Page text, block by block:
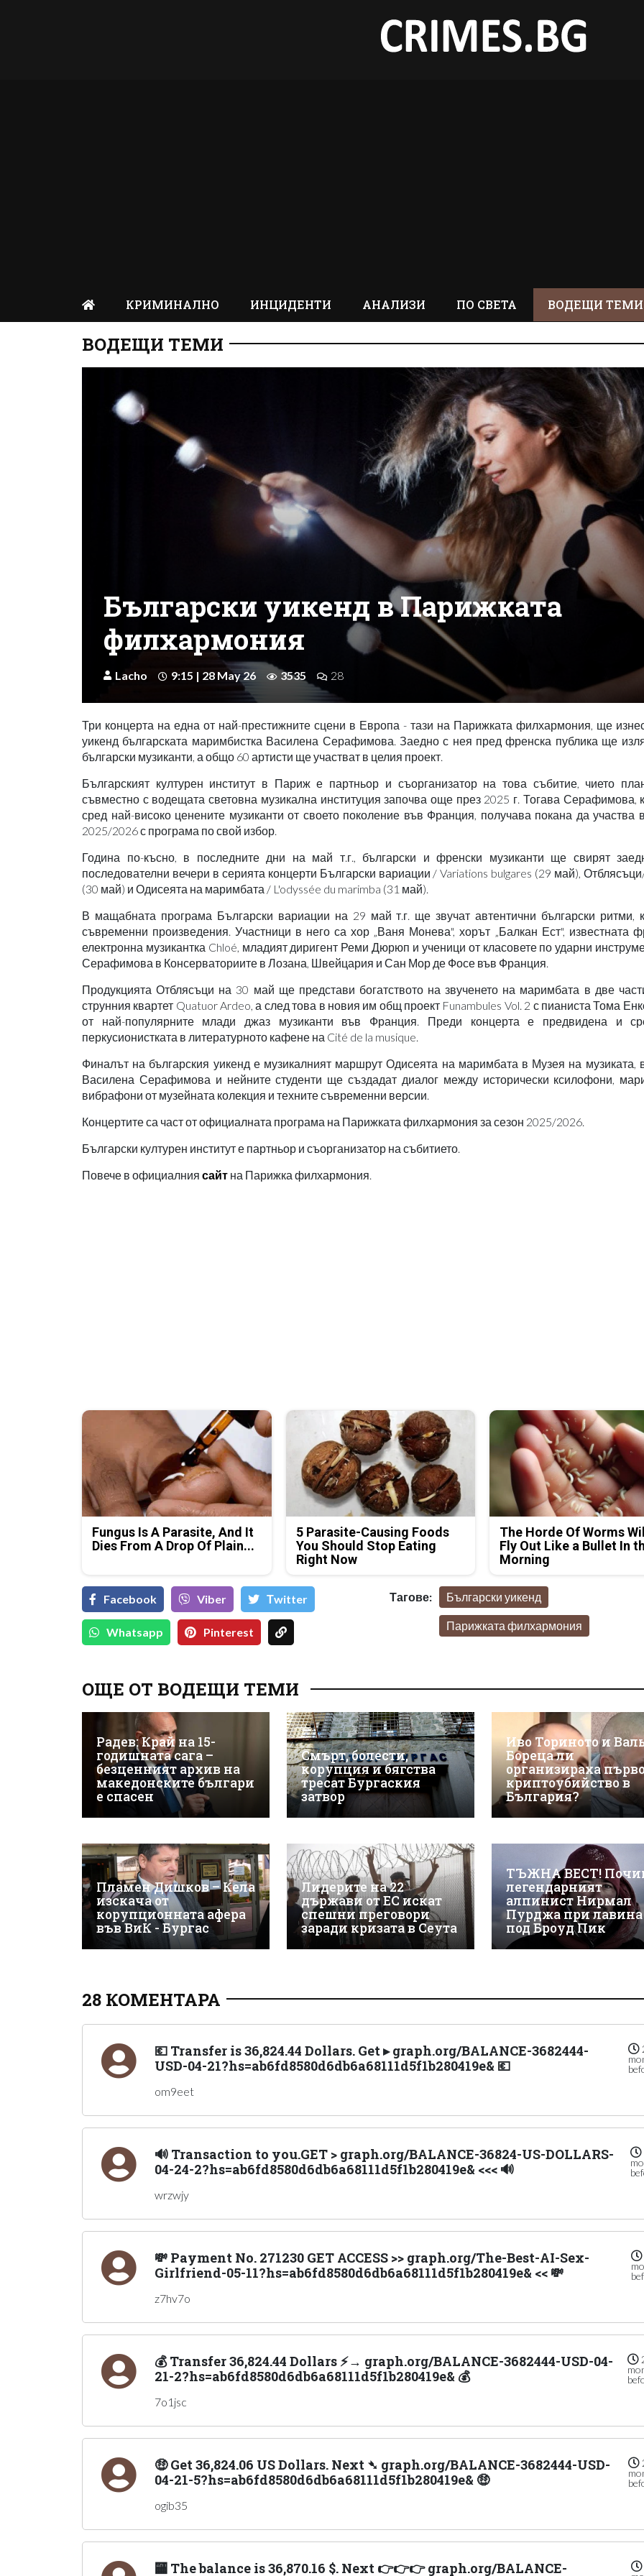
КРИМИНАЛНО ИНЦИДЕНТИ АНАЛИЗИ ПО СВЕТА ВОДЕЩИ ТЕМИ
ВОДЕЩИ ТЕМИ
Български уикенд в Парижката
филхармония
Lacho 9:15 | 28 May 26 3535 28
Три концерта на една от най-престижните сцени в Европа - тази на Парижката филхармония, ще
уикенд българската маримбистка Василена Серафимова. Заедно с нея пред френска публика ще
български музиканти, а общо 60 артисти ще участват в целия проект.
Българският културен институт в Париж е партньор и съорганизатор на това събитие, чието
съвместно с водещата световна музикална институция започва още през 2025 г. Тогава Серафимова,
сред най-високо ценените музиканти от своето поколение във Франция, получава покана да участва
2025/2026 с програма по свой избор.
Година по-късно, в последните дни на май т.г., български и френски музиканти ще свирят
последователни вечери в серията концерти Български вариации / Variations bulgares (29 май),
(30 май) и Одисеята на маримбата / L'odyssée du marimba (31 май).
В мащабната програма Български вариации на 29 май т.г. ще звучат автентични български ритми,
съвременни произведения. Участници в него са хор „Ваня Монева", хорът „Балкан Ест", известната
електронна музикантка Chloé, младият диригент Реми Дюрюп и ученици от класовете по ударни
Серафимова в Консерваториите в Лозана, Швейцария и Сан Мор де Фосе във Франция.
Продукцията Отблясъци на 30 май ще представи богатството на звученето на маримбата в две
струнния квартет Quatuor Ardeo, а след това в новия им общ проект Funambules Vol. 2 с пианиста Тома
от най-популярните млади джаз музиканти във Франция. Преди концерта е предвидена и
перкусионистката в литературното кафене на Cité de la musique.
Финалът на българския уикенд е музикалният маршрут Одисеята на маримбата в Музея на музиката,
Василена Серафимова и нейните студенти ще създадат диалог между исторически ксилофони,
вибрафони от музейната колекция и техните съвременни версии.
Концертите са част от официалната програма на Парижката филхармония за сезон 2025/2026.
Български културен институт е партньор и съорганизатор на събитието.
Повече в официалния сайт на Парижка филхармония.
Fungus Is A Parasite, And It
Dies From A Drop Of Plain...
5 Parasite-Causing Foods
You Should Stop Eating
Right Now
The Horde Of Worms
Fly Out Like a Bullet In
Morning
Facebook Viber Тwitter
Whatsapp Pinterest
Тагове: Български уикенд
Парижката филхармония
ОЩЕ ОТ ВОДЕЩИ ТЕМИ
Радев: Край на 15-
годишната сага –
безценният архив на
македонските българи
е спасен
Смърт, болести,
корупция и бягства
тресат Бургаския
затвор
Иво Ториното и
Бореца ли
организираха
криптоубийство в
България?
Пламен Дишков – Кела
изскача от
корупционната афера
във ВиК - Бургас
Лидерите на 22
държави от ЕС искат
спешни преговори
заради кризата в Сеута
ТЪЖНА ВЕСТ!
легендарният
алпинист Нирмал
Пурджа при лавина
под Броуд Пик
28 КОМЕНТАРА
💶 Transfer is 36,824.44 Dollars. Get ▸ graph.org/BALANCE-3682444-
USD-04-21?hs=ab6fd8580d6db6a68111d5f1b280419e& 💶
om9eet
🔊 Transaction to you.GET > graph.org/BALANCE-36824-US-DOLLARS-
04-24-2?hs=ab6fd8580d6db6a68111d5f1b280419e& <<< 🔊
wrzwjy
💸 Payment No. 271230 GET ACCESS >> graph.org/The-Best-AI-Sex-
Girlfriend-05-11?hs=ab6fd8580d6db6a68111d5f1b280419e& << 💸
z7hv7o
💰 Transfer 36,824.44 Dollars ⚡→ graph.org/BALANCE-3682444-USD-04-
21-2?hs=ab6fd8580d6db6a68111d5f1b280419e& 💰
7o1jsc
🤑 Get 36,824.06 US Dollars. Next ➴ graph.org/BALANCE-3682444-USD-
04-21-5?hs=ab6fd8580d6db6a68111d5f1b280419e& 🤑
ogib35
🏧 The balance is 36,870.16 $. Next 👉👉👉 graph.org/BALANCE-